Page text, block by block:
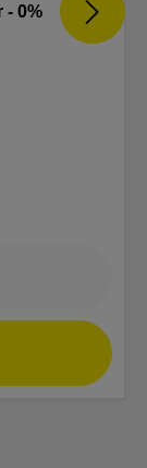
- 0%